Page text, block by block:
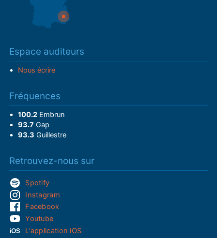
Espace auditeurs
Nous écrire
Fréquences
100.2Embrun
93.7 Gap
93.3 Guillestre
Retrouvez-nous sur
Spotify
Instagram
Facebook
Youtube
L'application iOS